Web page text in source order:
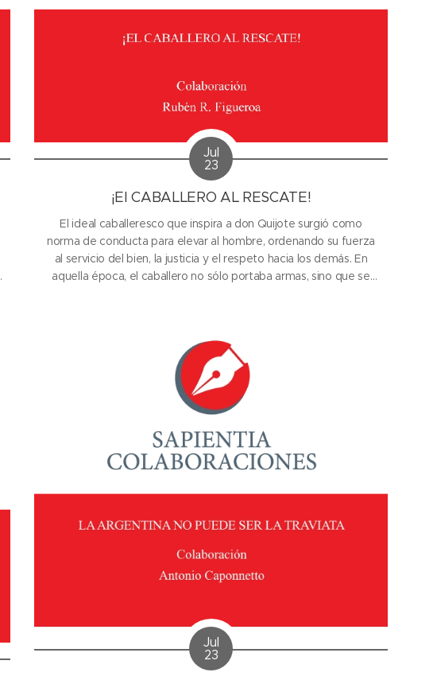
Jul
23
¡El CABALLERO AL RESCATE!
El ideal caballeresco que inspira a don Quijote surgió como
norma de conducta para elevar al hombre, ordenando su fuerza
al servicio del bien, la justicia y el respeto hacia los demás. En
aquella época, el caballero no sólo portaba armas, sino que se
Jul
23